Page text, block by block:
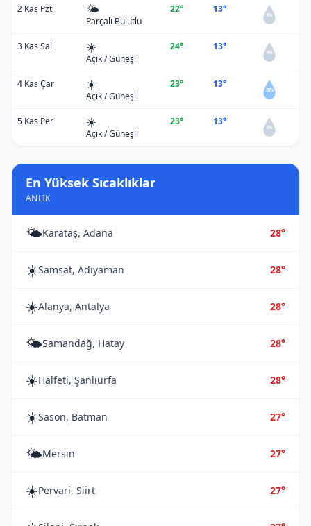
2 Kas Pzt 🌤️
Parçalı Bulutlu
22° 13°
0%
3 Kas Sal ☀️
Açık / Güneşli
24° 13°
0%
4 Kas Çar ☀️
Açık / Güneşli
23° 13°
20%
5 Kas Per ☀️
Açık / Güneşli
23° 13°
0%
En Yüksek Sıcaklıklar
ANLIK
🌤️Karataş, Adana 28°
☀️Samsat, Adıyaman 28°
☀️Alanya, Antalya 28°
🌤️Samandağ, Hatay 28°
☀️Halfeti, Şanlıurfa 28°
☀️Sason, Batman 27°
🌤️Mersin 27°
☀️Pervari, Siirt 27°